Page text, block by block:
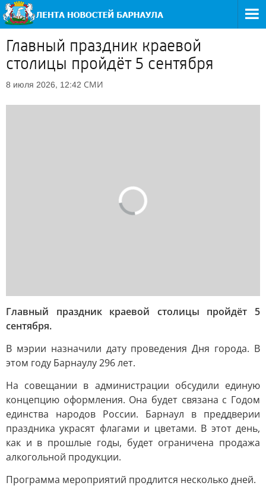
Главный праздник краевой
столицы пройдёт 5 сентября
8 июля 2026, 12:42 СМИ
Главный праздник краевой столицы пройдёт 5
сентября.
В мэрии назначили дату проведения Дня города. В
этом году Барнаулу 296 лет.
На совещании в администрации обсудили единую
концепцию оформления. Она будет связана с Годом
единства народов России. Барнаул в преддверии
праздника украсят флагами и цветами. В этот день,
как и в прошлые годы, будет ограничена продажа
алкогольной продукции.
Программа мероприятий продлится несколько дней.